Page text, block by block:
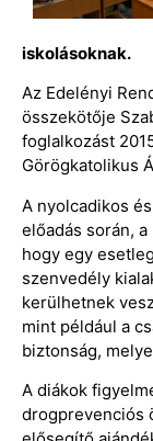
iskolásoknak.
Az Edelényi
összekötője
foglalkozást
Görögkatolikus
A nyolcadikos
előadás során,
hogy egy
szenvedély
kerülhetnek
mint például a
biztonság,
A diákok
drogprevenciós